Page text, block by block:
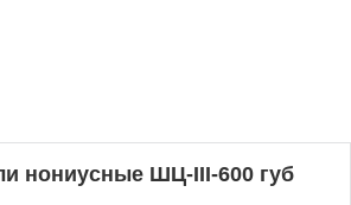
нониусные ШЦ-III-600 губ